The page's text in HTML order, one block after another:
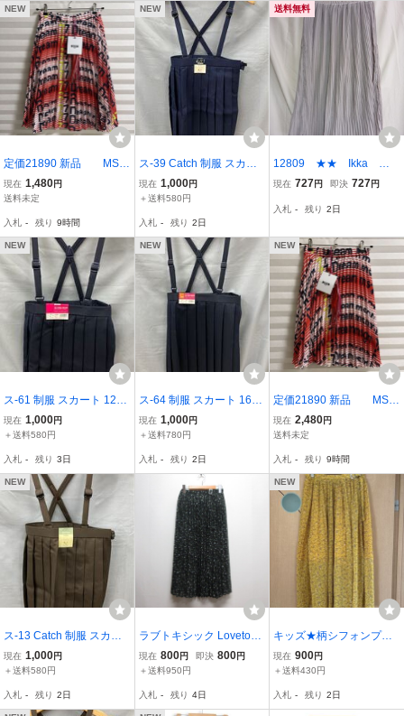
NEW
定価21890 新品 MSG
M（エムエスジーエム）K
IDS スカート サイズ 1
現在 1,480円
送料未定
入札 - 残り 9時間
NEW
ス-39 Catch 制服 スカー
ト 140 A サイズ ネイビー
紺色 スクール ユニホーム
スカート YKK ファスナー
現在 1,000円
＋送料580円
入札 - 残り 2日
送料無料
12809 ★★ Ikka シ
フォンプリーツスカー
ベージュ系
現在 727円 即決 727円
入札 - 残り 2日
NEW
ス-61 制服 スカート 125
A サイズ ネイビー 紺色 ス
クール ユニホーム 学生服
YKK ファスナー
現在 1,000円
＋送料580円
入札 - 残り 3日
NEW
ス-64 制服 スカート 160
A サイズ ネイビー 紺色 ス
クール ユニホーム 学生服
YKK ファスナー
現在 1,000円
＋送料780円
入札 - 残り 2日
NEW
定価21890 新品 MSG
M（エムエスジーエム）K
IDS スカート サイズ 8
現在 2,480円
送料未定
入札 - 残り 9時間
NEW
ス-13 Catch 制服 スカー
ト 120 A サイズ ブラウン
茶色 スクール ユニホーム
スカート YKK ファスナー
現在 1,000円
＋送料580円
入札 - 残り 2日
ラブトキシック Lovetoxic
花柄 シフォン プリーツ
ロング スカート L/160 黒
地付き 子供服 キッズ
現在 800円 即決 800円
＋送料950円
入札 - 残り 4日
NEW
キッズ★柄シフォンプリ
ーツロングスカート★ラ
ブトキシック★160㌢
現在 900円
＋送料430円
入札 - 残り 2日